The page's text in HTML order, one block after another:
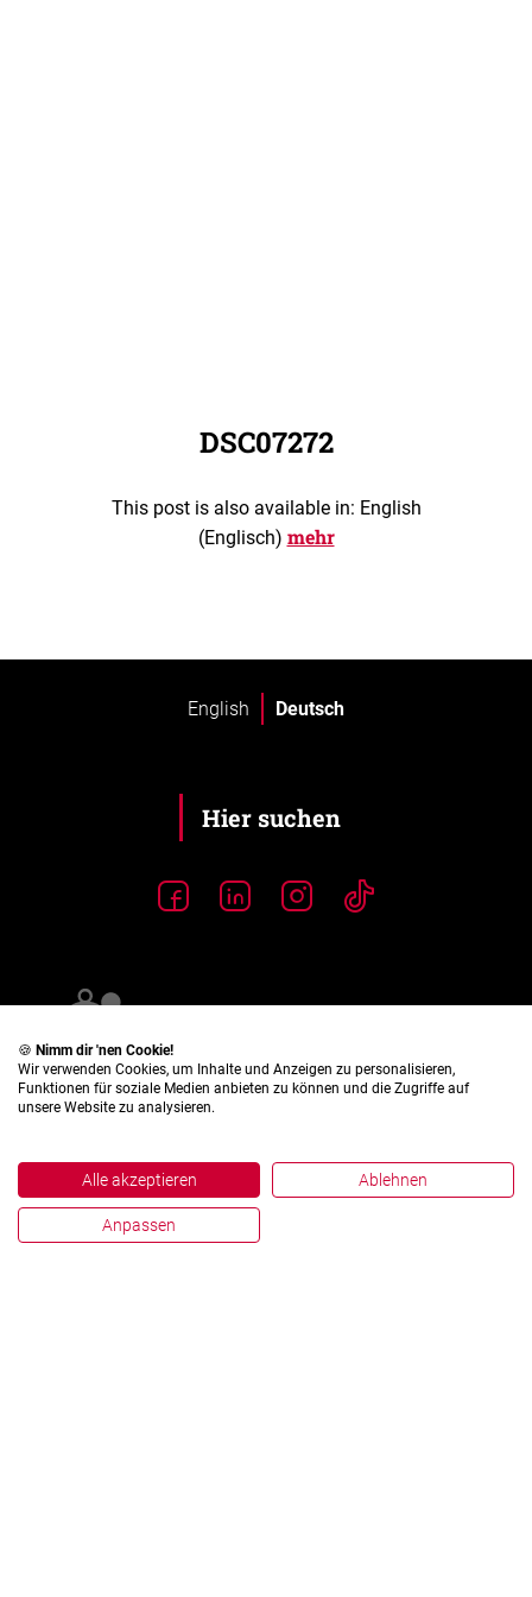
DSC07272
This post is also available in: English
(Englisch) mehr
English Deutsch
🍪 Nimm dir 'nen Cookie!
Wir verwenden Cookies, um Inhalte und Anzeigen zu personalisieren,
Funktionen für soziale Medien anbieten zu können und die Zugriffe auf
unsere Website zu analysieren.
Alle akzeptieren Ablehnen
Anpassen